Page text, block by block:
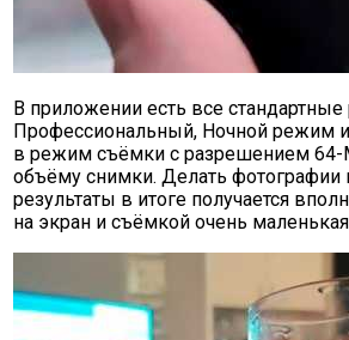
В приложении есть все
Профессиональный, Ночной режим
в режим съёмки с разрешением 64-
объёму снимки. Делать
результаты в итоге получается
на экран и съёмкой очень